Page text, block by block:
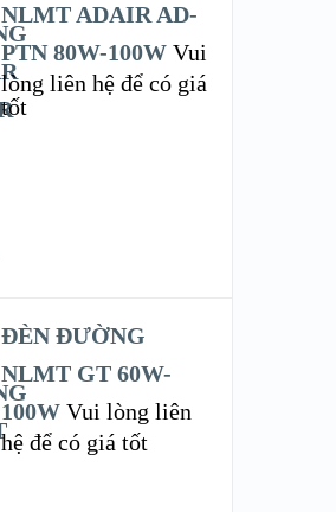
NLMT ADAIR AD-
PTN 80W-100W Vui
lòng liên hệ để có giá
tốt
ĐÈN ĐƯỜNG
NLMT GT 60W-
100W Vui lòng liên
hệ để có giá tốt